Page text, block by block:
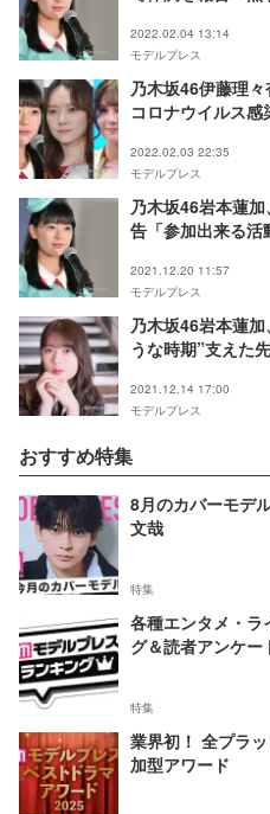
2022.02.04 13:14
モデルプレス
乃木坂46伊藤理
コロナウイルス感
2022.02.03 22:35
モデルプレス
乃木坂46岩本蓮
告「参加出来る活
2021.12.20 11:57
モデルプレス
乃木坂46岩本蓮
うな時期”支えた
2021.12.14 17:00
モデルプレス
おすすめ特集
8月のカバーモデ
文哉
特集
各種エンタメ・ラ
グ＆読者アンケー
特集
業界初！ 全プラ
加型アワード